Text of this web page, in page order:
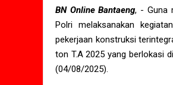
BN Online Bantaeng, - Guna
Polri melaksanakan
pekerjaan konstruksi
ton T.A 2025 yang berlokasi
(04/08/2025).